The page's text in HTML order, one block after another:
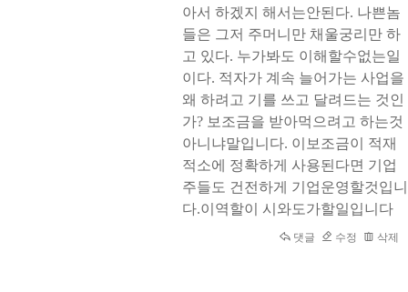
아서 하겠지 해서는안된다. 나쁜놈
들은 그저 주머니만 채울궁리만 하
고 있다. 누가봐도 이해할수없는일
이다. 적자가 계속 늘어가는 사업을
왜 하려고 기를 쓰고 달려드는 것인
가? 보조금을 받아먹으려고 하는것
아니냐말입니다. 이보조금이 적재
적소에 정확하게 사용된다면 기업
주들도 건전하게 기업운영할것입니
다.이역할이 시와도가할일입니다
댓글
수정 삭제